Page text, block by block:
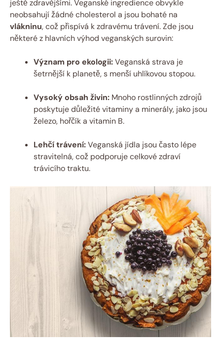
ještě zdravějšími. Veganské ingredience obvykle
neobsahují žádné cholesterol a jsou bohaté na
vlákninu, což přispívá k zdravému trávení. Zde jsou
některé z hlavních výhod veganských surovin:
Význam pro ekologii:Veganská strava je
šetrnější k planetě, s menší uhlíkovou stopou.
Vysoký obsah živin: Mnoho rostlinných zdrojů
poskytuje důležité vitaminy a minerály, jako jsou
železo, hořčík a vitamin B.
Lehčí trávení:Veganská jídla jsou často lépe
stravitelná, což podporuje celkové zdraví
trávicího traktu.